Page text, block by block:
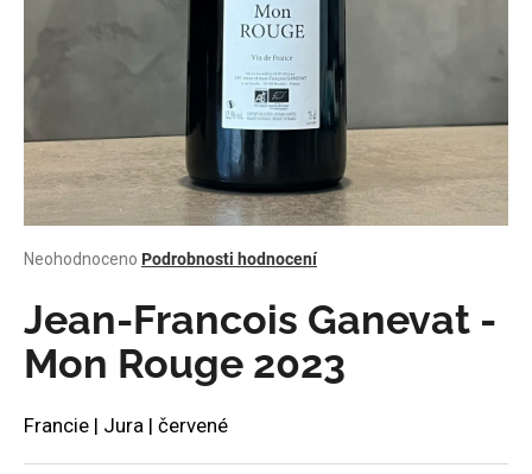
Průměrné
produktu
je
0,0
hvězdiček.
Neohodnoceno Podrobnosti hodnocení
Jean-Francois Ganevat -
Mon Rouge 2023
Francie | Jura | červené
a
t
?
D
p
o